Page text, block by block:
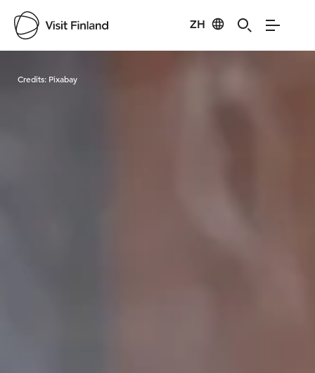
ZH
Credits: Pixabay